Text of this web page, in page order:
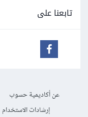
تابعنا على
عن أكاديمية حسوب
إرشادات الاستخدام